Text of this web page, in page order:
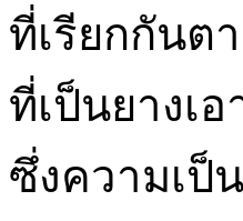
ที่เรียกกันต
ที่เป็นยางเ
ซึ่งความเป็